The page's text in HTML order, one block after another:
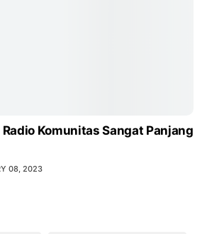
Komunitas Sangat Panjang
08, 2023